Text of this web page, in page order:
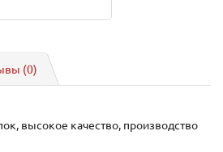
(0)
высокое качество, производство